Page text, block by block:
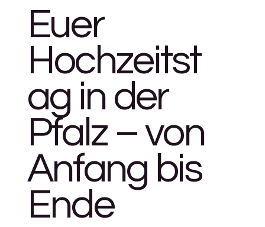
Euer
Hochzeitst
ag in der
Pfalz – von
Anfang bis
Ende